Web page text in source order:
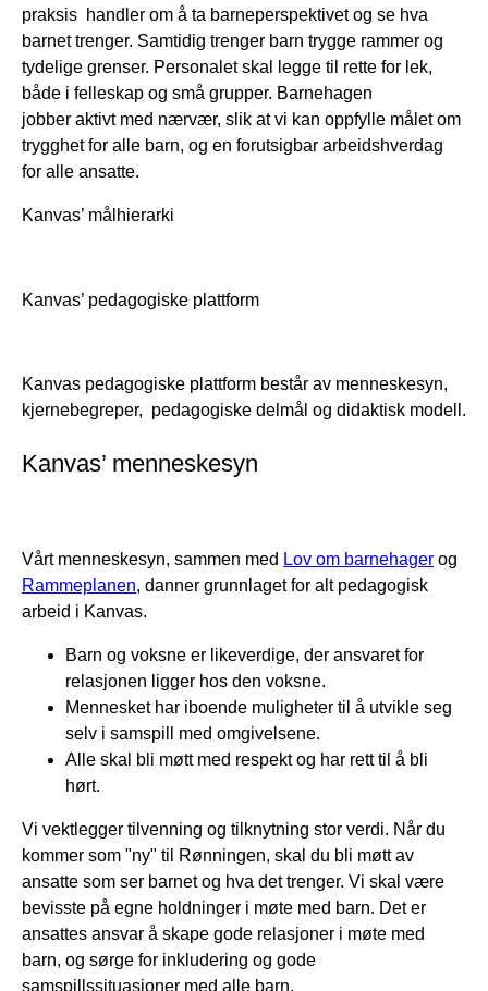
praksis handler om å ta barneperspektivet og se hva
barnet trenger. Samtidig trenger barn trygge rammer og
tydelige grenser. Personalet skal legge til rette for lek,
både i felleskap og små grupper. Barnehagen
jobber aktivt med nærvær, slik at vi kan oppfylle målet om
trygghet for alle barn, og en forutsigbar arbeidshverdag
for alle ansatte.
Kanvas’ målhierarki
Kanvas’ pedagogiske plattform
Kanvas pedagogiske plattform består av menneskesyn,
kjernebegreper, pedagogiske delmål og didaktisk modell.
Kanvas’ menneskesyn
Vårt menneskesyn, sammen med Lov om barnehager og
Rammeplanen, danner grunnlaget for alt pedagogisk
arbeid i Kanvas.
Barn og voksne er likeverdige, der ansvaret for
relasjonen ligger hos den voksne.
Mennesket har iboende muligheter til å utvikle seg
selv i samspill med omgivelsene.
Alle skal bli møtt med respekt og har rett til å bli
hørt.
Vi vektlegger tilvenning og tilknytning stor verdi. Når du
kommer som "ny" til Rønningen, skal du bli møtt av
ansatte som ser barnet og hva det trenger. Vi skal være
bevisste på egne holdninger i møte med barn. Det er
ansattes ansvar å skape gode relasjoner i møte med
barn, og sørge for inkludering og gode
samspillssituasjoner med alle barn.